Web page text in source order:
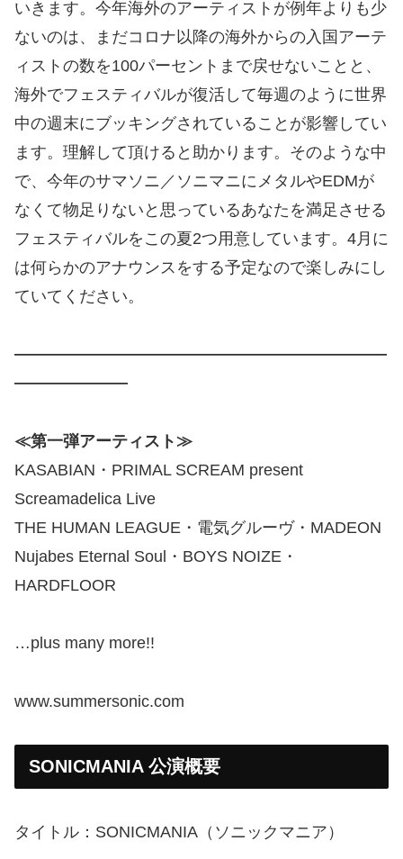
いきます。今年海外のアーティストが例年よりも少
ないのは、まだコロナ以降の海外からの入国アーテ
ィストの数を100パーセントまで戻せないことと、
海外でフェスティバルが復活して毎週のように世界
中の週末にブッキングされていることが影響してい
ます。理解して頂けると助かります。そのような中
で、今年のサマソニ／ソニマニにメタルやEDMが
なくて物足りないと思っているあなたを満足させる
フェスティバルをこの夏2つ用意しています。4⽉に
は何らかのアナウンスをする予定なので楽しみにし
ていてください。
―――――――――――――――――――――――
―――――――
≪第一弾アーティスト≫
KASABIAN・PRIMAL SCREAM present
Screamadelica Live
THE HUMAN LEAGUE・電気グルーヴ・MADEON
Nujabes Eternal Soul・BOYS NOIZE・
HARDFLOOR
…plus many more!!
www.summersonic.com
SONICMANIA 公演概要
タイトル：SONICMANIA（ソニックマニア）